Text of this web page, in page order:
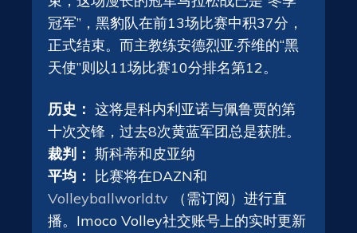
冠军”，黑豹队在前13场比赛中积37分，
正式结束。而主教练安德烈亚·乔维的“黑
天使”则以11场比赛10分排名第12。
历史： 这将是科内利亚诺与佩鲁贾的第
十次交锋，过去8次黄蓝军团总是获胜。
裁判： 斯科蒂和皮亚纳
平均： 比赛将在DAZN和
Volleyballworld.tv （需订阅）进行直
播。Imoco Volley社交账号上的实时更新